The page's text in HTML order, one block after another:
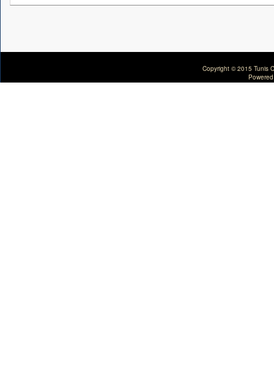
Copyright © 2015 Tunis